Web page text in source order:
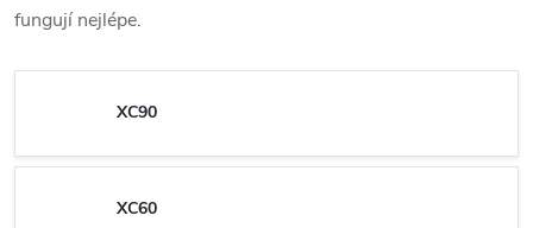
fungují nejlépe.
XC90
XC60